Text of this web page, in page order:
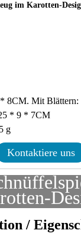
im Karotten-
8CM. Mit
* 9 * 7CM
g
Kontaktiere uns
/